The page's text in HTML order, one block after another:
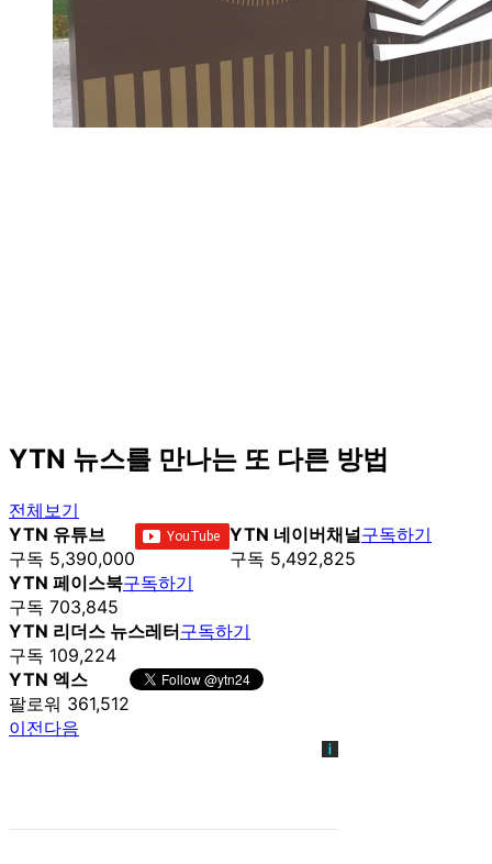
YTN 뉴스를 만나는 또 다른 방법
전체보기
YTN 유튜브
구독 5,390,000
YTN 네이버채널
구독 5,492,825
구독하기
YTN 페이스북
구독 703,845
구독하기
YTN 리더스 뉴스레터
구독 109,224
구독하기
YTN 엑스
팔로워 361,512
이전다음